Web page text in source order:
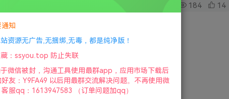
184 14
③
标.手柄|2022年7月8号更新
知
资源无广告,无捆绑,无毒，都是纯净版！
：ssyou.top 防止失联
微信被封，沟通工具使用最群app，应用市场下载后
友：Y9FA49 以后用最群交流解决问题。不再使用微
客服qq：1613947583 （订单问题加qq）